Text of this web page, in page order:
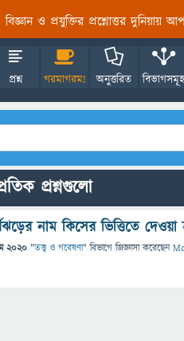
বিজ্ঞান ও প্রযুক্তির প্রশ্নোত্তর দুনিয়ায়
প্রশ্ন গরমাগরম! অনুত্তরিত বিভাগসমূহ
প্রশ্নগুলো
নাম কিসের ভিত্তিতে
2020 "তত্ত্ব ও গবেষণা" বিভাগে জিজ্ঞাসাকরেছেন